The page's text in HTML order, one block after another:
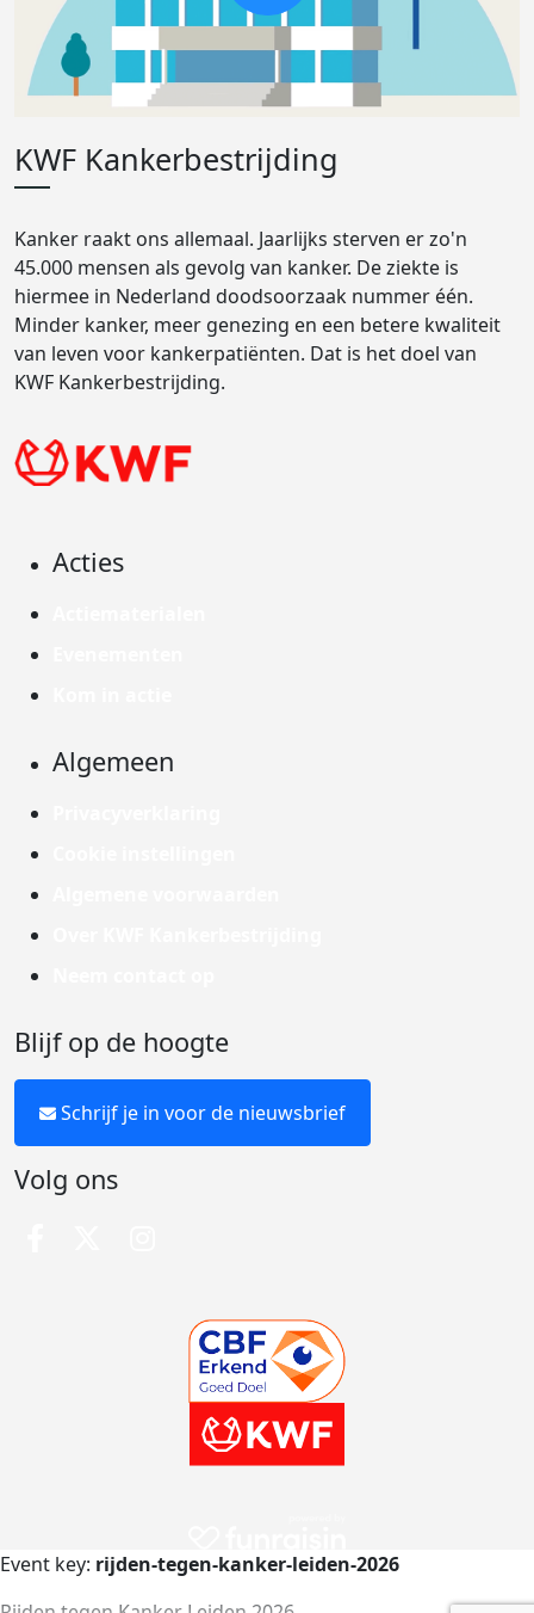
KWF Kankerbestrijding
Kanker raakt ons allemaal. Jaarlijks sterven er zo'n
45.000 mensen als gevolg van kanker. De ziekte is
hiermee in Nederland doodsoorzaak nummer één.
Minder kanker, meer genezing en een betere kwaliteit
van leven voor kankerpatiënten. Dat is het doel van
KWF Kankerbestrijding.
Acties
Algemeen
Blijf op de hoogte
Schrijf je in voor de nieuwsbrief
Volg ons
Event key: rijden-tegen-kanker-leiden-2026